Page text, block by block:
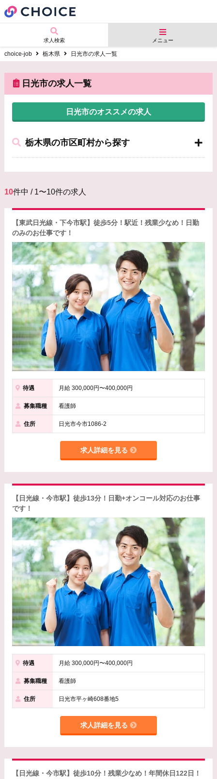
求人検索 メニュー
choice-job 栃木県 日光市の求人一覧
日光市の求人一覧
日光市のオススメの求人
栃木県の市区町村から探す
10件中 / 1〜10件の求人
【東武日光線・下今市駅】徒歩5分！駅近！残業少なめ！日勤
のみのお仕事です！
待遇 月給 300,000円〜400,000円
募集職種 看護師
住所 日光市今市1086-2
求人詳細を見る
【日光線・今市駅】徒歩13分！日勤+オンコール対応のお仕事
です！
待遇 月給 300,000円〜400,000円
募集職種 看護師
住所 日光市平ヶ崎608番地5
求人詳細を見る
【日光線・今市駅】徒歩10分！残業少なめ！年間休日122日！